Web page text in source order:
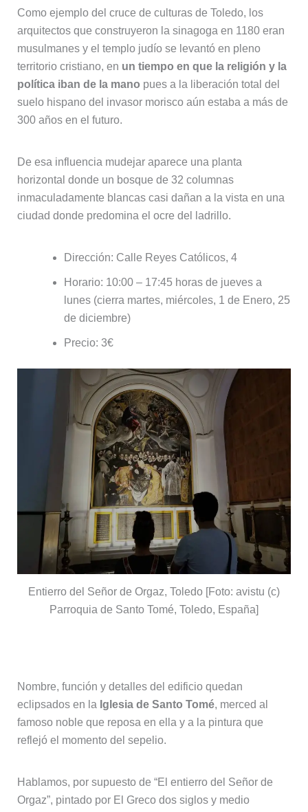
Como ejemplo del cruce de culturas de Toledo, los
arquitectos que construyeron la sinagoga en 1180 eran
musulmanes y el templo judío se levantó en pleno
territorio cristiano, en un tiempo en que la religión y la
política iban de la mano pues a la liberación total del
suelo hispano del invasor morisco aún estaba a más de
300 años en el futuro.
De esa influencia mudejar aparece una planta
horizontal donde un bosque de 32 columnas
inmaculadamente blancas casi dañan a la vista en una
ciudad donde predomina el ocre del ladrillo.
Dirección: Calle Reyes Católicos, 4
Horario: 10:00 – 17:45 horas de jueves a
lunes (cierra martes, miércoles, 1 de Enero, 25
de diciembre)
Precio: 3€
Entierro del Señor de Orgaz, Toledo [Foto: avistu (c)
Parroquia de Santo Tomé, Toledo, España]
Nombre, función y detalles del edificio quedan
eclipsados en la Iglesia de Santo Tomé, merced al
famoso noble que reposa en ella y a la pintura que
reflejó el momento del sepelio.
Hablamos, por supuesto de “El entierro del Señor de
Orgaz”, pintado por El Greco dos siglos y medio